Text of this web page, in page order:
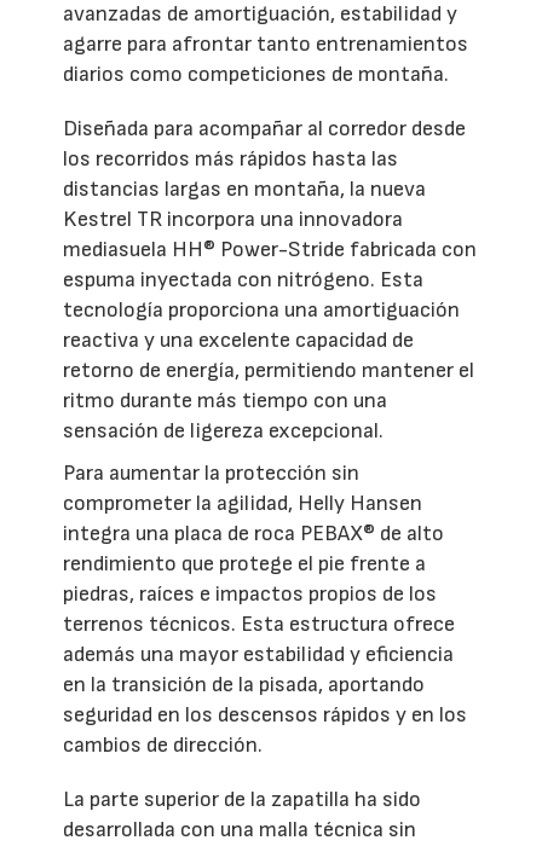
avanzadas de amortiguación, estabilidad y
agarre para afrontar tanto entrenamientos
diarios como competiciones de montaña.
Diseñada para acompañar al corredor desde
los recorridos más rápidos hasta las
distancias largas en montaña, la nueva
Kestrel TR incorpora una innovadora
mediasuela HH® Power-Stride fabricada con
espuma inyectada con nitrógeno. Esta
tecnología proporciona una amortiguación
reactiva y una excelente capacidad de
retorno de energía, permitiendo mantener el
ritmo durante más tiempo con una
sensación de ligereza excepcional.
Para aumentar la protección sin
comprometer la agilidad, Helly Hansen
integra una placa de roca PEBAX® de alto
rendimiento que protege el pie frente a
piedras, raíces e impactos propios de los
terrenos técnicos. Esta estructura ofrece
además una mayor estabilidad y eficiencia
en la transición de la pisada, aportando
seguridad en los descensos rápidos y en los
cambios de dirección.
La parte superior de la zapatilla ha sido
desarrollada con una malla técnica sin